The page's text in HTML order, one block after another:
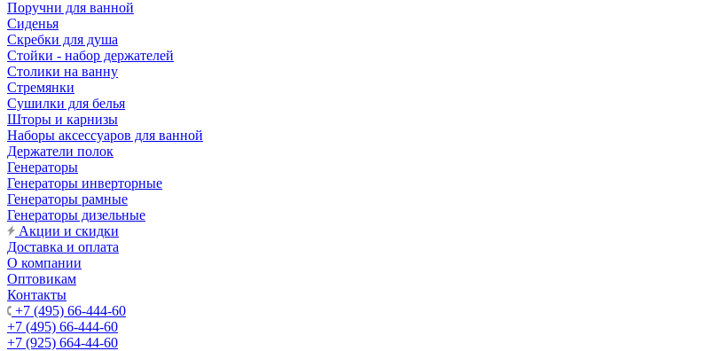
Поручни для ванной
Сиденья
Скребки для душа
Стойки - набор держателей
Столики на ванну
Стремянки
Сушилки для белья
Шторы и карнизы
Наборы аксессуаров для ванной
Держатели полок
Генераторы
Генераторы инверторные
Генераторы рамные
Генераторы дизельные
Акции и скидки
Доставка и оплата
О компании
Оптовикам
Контакты
+7 (495) 66-444-60
+7 (495) 66-444-60
+7 (925) 664-44-60